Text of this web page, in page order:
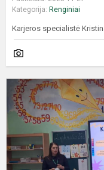
Kategorija: Renginiai
Karjeros specialistė